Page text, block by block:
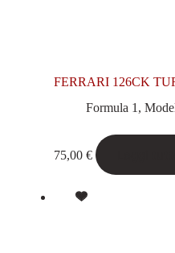
FERRARI 126CK
Formula 1 ,
75,00 €